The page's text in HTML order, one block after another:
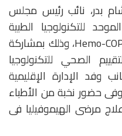
بدر، نائب رئيس مجلس
للتكنولوجيا الطبية
والتحول الرقمي، ورئيس مبادرة Hemo-COP، وذلك بمشاركة
الصحي للتكنولوجيا
وفد الإدارة الإقليمية
والفريق العلمي لشركة Sanofi وفى حضور نخبة من الأطباء
مرضى الهيموفيليا فى